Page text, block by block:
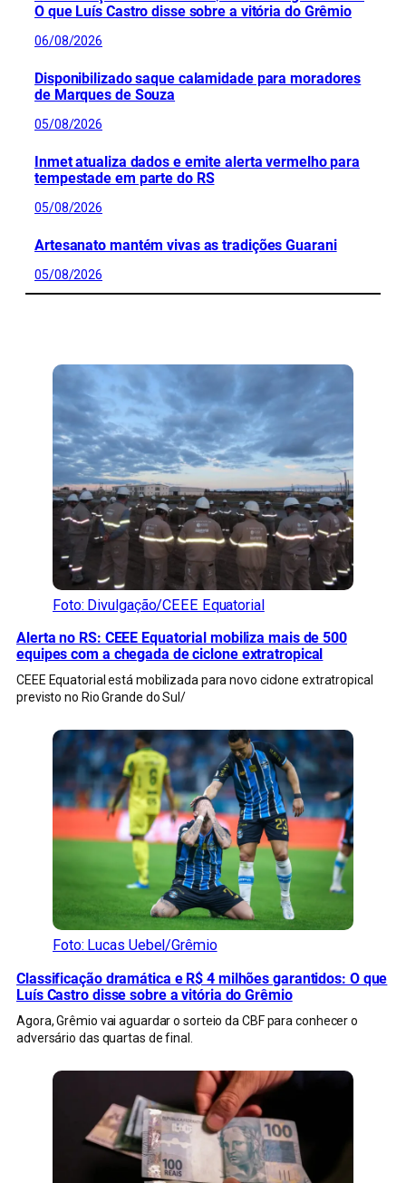
O que Luís Castro disse sobre a vitória do Grêmio
06/08/2026
Disponibilizado saque calamidade para moradores
de Marques de Souza
05/08/2026
Inmet atualiza dados e emite alerta vermelho para
tempestade em parte do RS
05/08/2026
Artesanato mantém vivas as tradições Guarani
05/08/2026
Foto: Divulgação/CEEE Equatorial
Alerta no RS: CEEE Equatorial mobiliza mais de 500
equipes com a chegada de ciclone extratropical
CEEE Equatorial está mobilizada para novo ciclone extratropical
previsto no Rio Grande do Sul/
Foto: Lucas Uebel/Grêmio
Classificação dramática e R$ 4 milhões garantidos: O que
Luís Castro disse sobre a vitória do Grêmio
Agora, Grêmio vai aguardar o sorteio da CBF para conhecer o
adversário das quartas de final.